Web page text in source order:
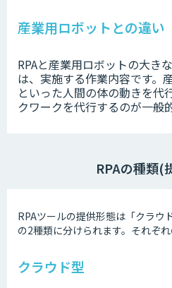
産業用ロボットとの違い
RPAと産業用ロボットの大き
は、実施する作業内容です。
といった人間の体の動きを代
クワークを代行するのが一般
RPAの種類(
RPAツールの提供形態は「クラウ
の2種類に分けられます。それぞ
クラウド型